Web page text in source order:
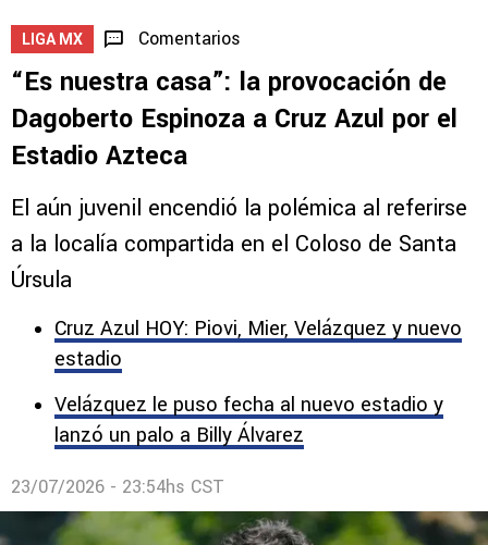
LIGA MX Comentarios
“Es nuestra casa”: la provocación de
Dagoberto Espinoza a Cruz Azul por el
Estadio Azteca
El aún juvenil encendió la polémica al referirse
a la localía compartida en el Coloso de Santa
Úrsula
Cruz Azul HOY: Piovi, Mier, Velázquez y nuevo
estadio
Velázquez le puso fecha al nuevo estadio y
lanzó un palo a Billy Álvarez
23/07/2026 - 23:54hs CST